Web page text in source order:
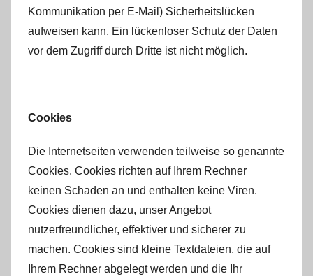
Kommunikation per E-Mail) Sicherheitslücken
aufweisen kann. Ein lückenloser Schutz der Daten
vor dem Zugriff durch Dritte ist nicht möglich.
Cookies
Die Internetseiten verwenden teilweise so genannte
Cookies. Cookies richten auf Ihrem Rechner
keinen Schaden an und enthalten keine Viren.
Cookies dienen dazu, unser Angebot
nutzerfreundlicher, effektiver und sicherer zu
machen. Cookies sind kleine Textdateien, die auf
Ihrem Rechner abgelegt werden und die Ihr